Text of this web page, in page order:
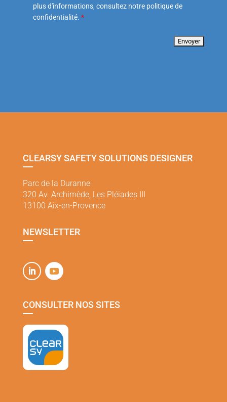
plus d'informations, consultez notre politique de
confidentialité. *
CLEARSY SAFETY SOLUTIONS DESIGNER
Parc de la Duranne
320 Av. Archimède, Les Pléiades III
13100 Aix-en-Provence
NEWSLETTER
CONSULTER NOS SITES